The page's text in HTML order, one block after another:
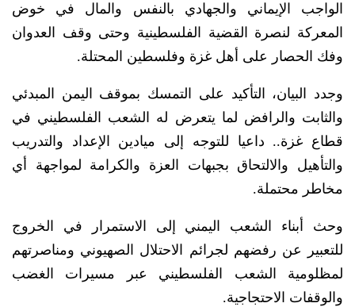
الواجب الإيماني والجهادي بالنفس والمال في خوض
المعركة لنصرة القضية الفلسطينية وحتى وقف العدوان
وفك الحصار على أهل غزة وفلسطين المحتلة.
وجدد البيان، التأكيد على التمسك بموقف اليمن المبدئي
والثابت والرافض لما يتعرض له الشعب الفلسطيني في
قطاع غزة.. داعيا للتوجه إلى ميادين الإعداد والتدريب
والتأهيل والالتحاق بجبهات العزة والكرامة لمواجهة أي
مخاطر محتملة.
وحث أبناء الشعب اليمني إلى الاستمرار في الخروج
للتعبير عن رفضهم لجرائم الاحتلال الصهيوني ومناصرتهم
لمظلومية الشعب الفلسطيني عبر مسيرات الغضب
والوقفات الاحتجاجية.